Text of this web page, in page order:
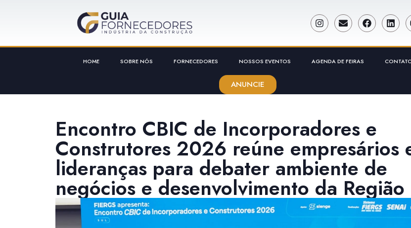
HOME SOBRE NÓS FORNECEDORES NOSSOS EVENTOS AGENDA DE FEIRAS
ANUNCIE
Encontro CBIC de Incorporadores e
Construtores 2026 reúne empresários
lideranças para debater ambiente de
negócios e desenvolvimento da Região